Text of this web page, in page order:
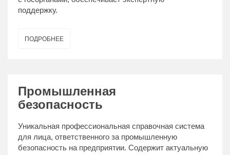
поддержку.
ПОДРОБНЕЕ
Промышленная
безопасность
Уникальная профессиональная справочная система
для лица, ответственного за промышленную
безопасность на предприятии. Содержит актуальную